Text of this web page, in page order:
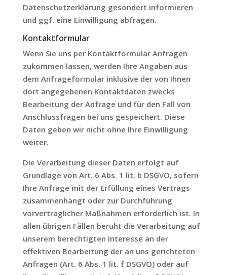
Datenschutzerklärung gesondert informieren
und ggf. eine Einwilligung abfragen.
Kontaktformular
Wenn Sie uns per Kontaktformular Anfragen
zukommen lassen, werden Ihre Angaben aus
dem Anfrageformular inklusive der von Ihnen
dort angegebenen Kontaktdaten zwecks
Bearbeitung der Anfrage und für den Fall von
Anschlussfragen bei uns gespeichert. Diese
Daten geben wir nicht ohne Ihre Einwilligung
weiter.
Die Verarbeitung dieser Daten erfolgt auf
Grundlage von Art. 6 Abs. 1 lit. b DSGVO, sofern
Ihre Anfrage mit der Erfüllung eines Vertrags
zusammenhängt oder zur Durchführung
vorvertraglicher Maßnahmen erforderlich ist. In
allen übrigen Fällen beruht die Verarbeitung auf
unserem berechtigten Interesse an der
effektiven Bearbeitung der an uns gerichteten
Anfragen (Art. 6 Abs. 1 lit. f DSGVO) oder auf